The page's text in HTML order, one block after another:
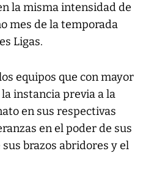
la misma intensidad de
mes de la temporada
Ligas.
equipos que con mayor
instancia previa a la
en sus respectivas
en el poder de sus
brazos abridores y el